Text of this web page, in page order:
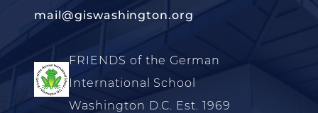
mail@giswashington.org
FRIENDS of the German
International School
Washington D.C. Est. 1969